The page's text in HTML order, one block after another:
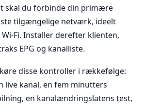
skal du forbinde din primære
tilgængelige netværk, ideelt
Wi-Fi. Installer derefter klienten,
EPG og kanalliste.
disse kontroller i rækkefølge:
live kanal, en fem minutters
en kanalændringslatens test,